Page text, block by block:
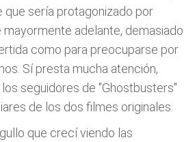
que sería protagonizado por
mayormente adelante, demasiado
como para preocuparse por
Sí presta mucha atención,
seguidores de "Ghostbusters"
de los dos filmes originales.
que crecí viendo las